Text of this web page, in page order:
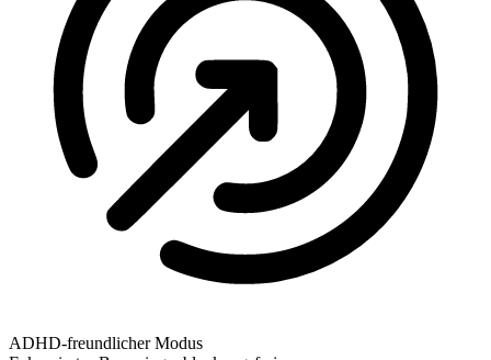
ADHD-freundlicher Modus